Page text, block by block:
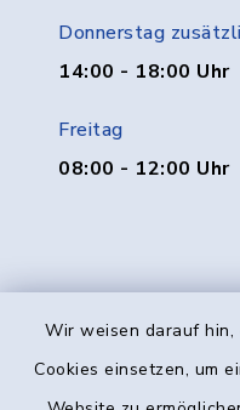
Wir weisen darauf
Cookies einsetzen, um
Donnerstag
14:00 - 18:00 Uhr
Freitag
08:00 - 12:00 Uhr